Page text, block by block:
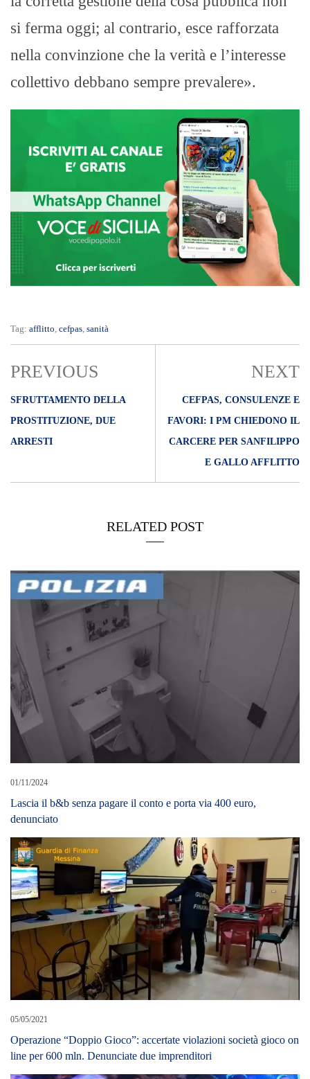
si ferma oggi; al contrario, esce rafforzata
nella convinzione che la verità e l’interesse
collettivo debbano sempre prevalere».
Tag: afflitto cefpas sanità
PREVIOUS
SFRUTTAMENTO DELLA
PROSTITUZIONE, DUE
ARRESTI
NEXT
CEFPAS, CONSULENZE E
FAVORI: I PM CHIEDONO IL
CARCERE PER SANFILIPPO
E GALLO AFFLITTO
RELATED POST
01/11/2024
Lascia il b&b senza pagare il conto e porta via 400 euro,
denunciato
05/05/2021
Operazione “Doppio Gioco”: accertate violazioni società gioco on
line per 600 mln. Denunciate due imprenditori